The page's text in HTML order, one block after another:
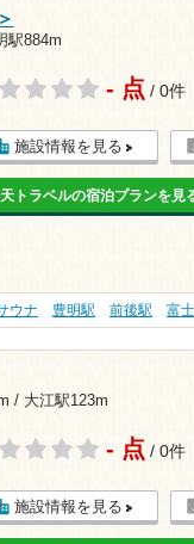
駅884m
- 点 / 0件
施設情報を見る
トラベルの宿泊プランを見
ウナ 豊明駅 前後駅 富
/ 大江駅123m
- 点 / 0件
施設情報を見る